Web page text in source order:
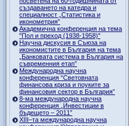
създаването на катедра и
специалност „Статистика и
иконометрия”
Академична конференция на тема
"Пол и преход (1938-1958)"
Научна дискусия в Съюза на
икономистите в България на тема
„Банковата система в България на
съвременния етап”
Международна научна
конференция “Световната
финансова криза и поуките за
финансовия сектор в България”
8-ма международна научна
конференция „Инвестиции в
бъдещето – 2011”
ХІІІ–та международна научна